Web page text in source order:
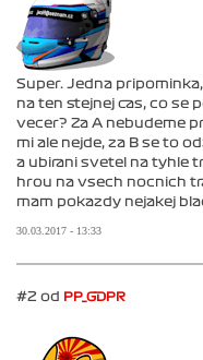
Super. Jedna
na ten stejnej cas, co se
vecer? Za A nebudeme
mi ale nejde, za B se to
a ubirani svetel na tyhle
hrou na vsech nocnich
mam pokazdy nejakej
30.03.2017 - 13:33
#2 od PP_GDPR